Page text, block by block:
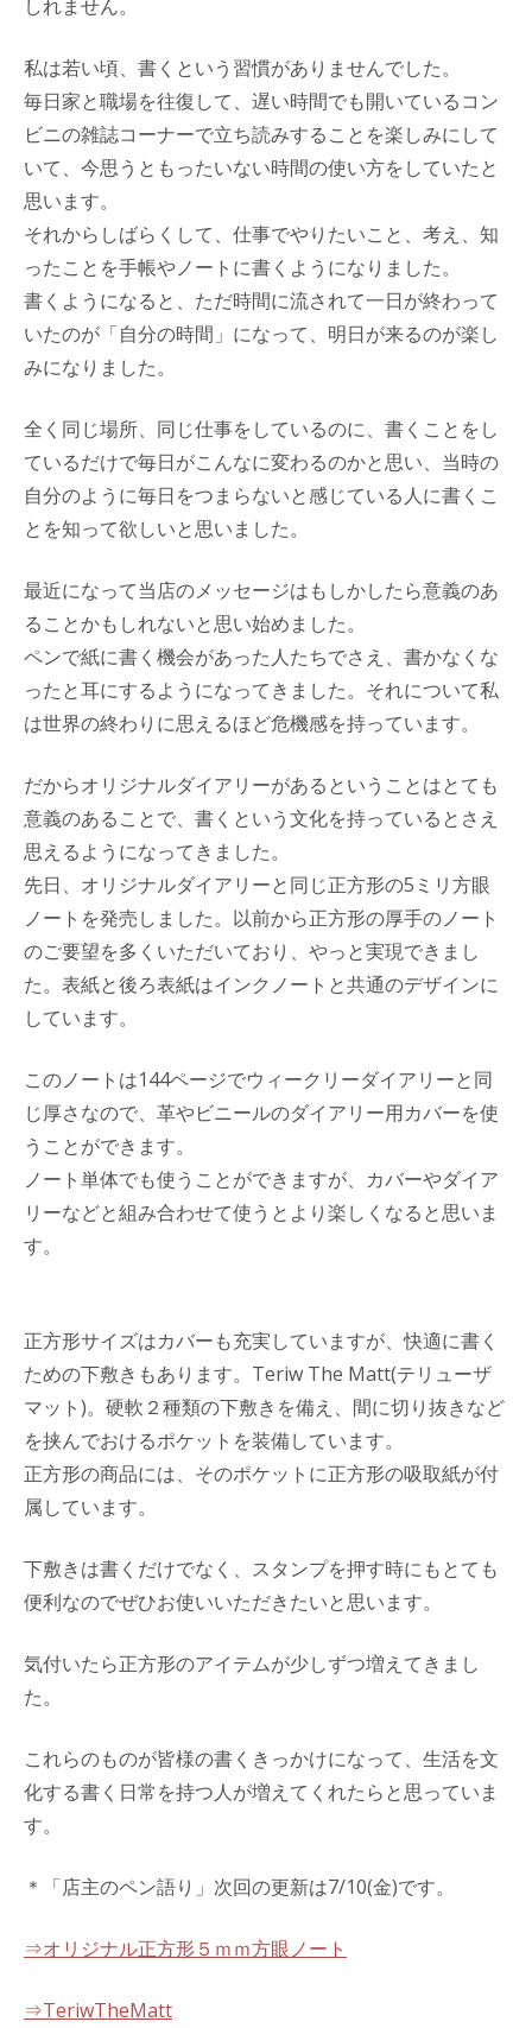
しれません。
私は若い頃、書くという習慣がありませんでした。
毎日家と職場を往復して、遅い時間でも開いているコン
ビニの雑誌コーナーで立ち読みすることを楽しみにして
いて、今思うともったいない時間の使い方をしていたと
思います。
それからしばらくして、仕事でやりたいこと、考え、知
ったことを手帳やノートに書くようになりました。
書くようになると、ただ時間に流されて一日が終わって
いたのが「自分の時間」になって、明日が来るのが楽し
みになりました。
全く同じ場所、同じ仕事をしているのに、書くことをし
ているだけで毎日がこんなに変わるのかと思い、当時の
自分のように毎日をつまらないと感じている人に書くこ
とを知って欲しいと思いました。
最近になって当店のメッセージはもしかしたら意義のあ
ることかもしれないと思い始めました。
ペンで紙に書く機会があった人たちでさえ、書かなくな
ったと耳にするようになってきました。それについて私
は世界の終わりに思えるほど危機感を持っています。
だからオリジナルダイアリーがあるということはとても
意義のあることで、書くという文化を持っているとさえ
思えるようになってきました。
先日、オリジナルダイアリーと同じ正方形の5ミリ方眼
ノートを発売しました。以前から正方形の厚手のノート
のご要望を多くいただいており、やっと実現できまし
た。表紙と後ろ表紙はインクノートと共通のデザインに
しています。
このノートは144ページでウィークリーダイアリーと同
じ厚さなので、革やビニールのダイアリー用カバーを使
うことができます。
ノート単体でも使うことができますが、カバーやダイア
リーなどと組み合わせて使うとより楽しくなると思いま
す。
正方形サイズはカバーも充実していますが、快適に書く
ための下敷きもあります。Teriw The Matt(テリューザ
マット)。硬軟２種類の下敷きを備え、間に切り抜きなど
を挟んでおけるポケットを装備しています。
正方形の商品には、そのポケットに正方形の吸取紙が付
属しています。
下敷きは書くだけでなく、スタンプを押す時にもとても
便利なのでぜひお使いいただきたいと思います。
気付いたら正方形のアイテムが少しずつ増えてきまし
た。
これらのものが皆様の書くきっかけになって、生活を文
化する書く日常を持つ人が増えてくれたらと思っていま
す。
＊「店主のペン語り」次回の更新は7/10(金)です。
⇒オリジナル正方形５ｍｍ方眼ノート
⇒TeriwTheMatt